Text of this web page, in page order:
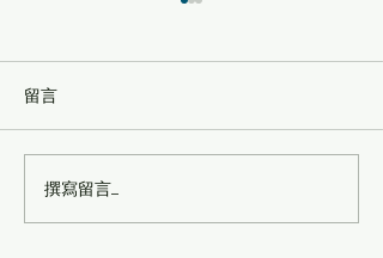
從 Toyota 車庫存暴增，看
見整體產業的寒冬 - 紐西
留言
撰寫留言......